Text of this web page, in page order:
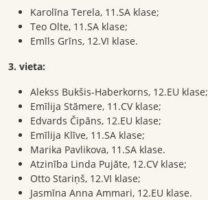
Karolīna Terela, 11.SA klase;
Teo Olte, 11.SA klase;
Emīls Grīns, 12.VI klase.
3. vieta:
Alekss Bukšis-Haberkorns, 12.EU klase;
Emīlija Stāmere, 11.CV klase;
Edvards Čipāns, 12.EU klase;
Emīlija Klīve, 11.SA klase;
Marika Pavlikova, 11.SA klase.
Atzinība Linda Pujāte, 12.CV klase;
Otto Stariņš, 12.VI klase;
Jasmīna Anna Ammari, 12.EU klase.